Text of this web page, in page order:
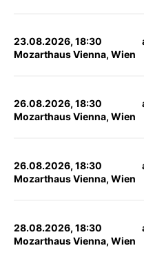
23.08.2026, 18:30
Mozarthaus Vienna, Wien
26.08.2026, 18:30
Mozarthaus Vienna, Wien
26.08.2026, 18:30
Mozarthaus Vienna, Wien
28.08.2026, 18:30
Mozarthaus Vienna, Wien